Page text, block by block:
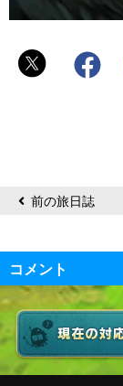
円
前の旅日誌
コメント